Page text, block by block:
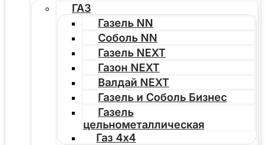
ГАЗ
Газель NN
Соболь NN
Газель NEXT
Газон NEXT
Валдай NEXT
Газель и Соболь Бизнес
Газель
цельнометаллическая
Газ 4х4